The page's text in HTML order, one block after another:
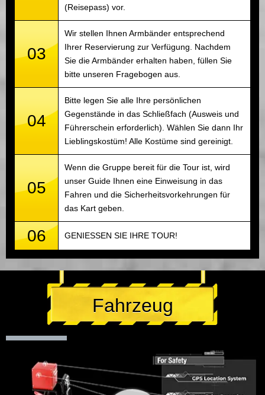
(Reisepass) vor.
03
Wir stellen Ihnen Armbänder entsprechend
Ihrer Reservierung zur Verfügung. Nachdem
Sie die Armbänder erhalten haben, füllen Sie
bitte unseren Fragebogen aus.
04
Bitte legen Sie alle Ihre persönlichen
Gegenstände in das Schließfach (Ausweis und
Führerschein erforderlich). Wählen Sie dann Ihr
Lieblingskostüm! Alle Kostüme sind gereinigt.
05
Wenn die Gruppe bereit für die Tour ist, wird
unser Guide Ihnen eine Einweisung in das
Fahren und die Sicherheitsvorkehrungen für
das Kart geben.
06 GENIESSEN SIE IHRE TOUR!
Fahrzeug